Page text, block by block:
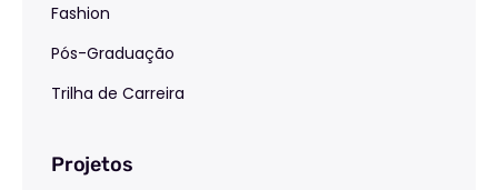
Fashion
Pós-Graduação
Trilha de Carreira
Projetos